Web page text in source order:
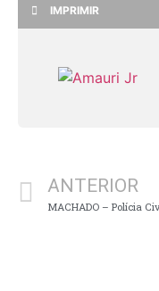
IMPRIMIR
ANTERIOR